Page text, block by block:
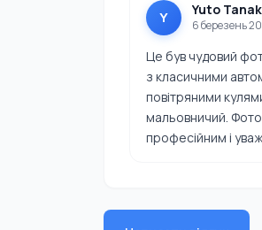
Y Yuto
6 березень
Це був чудовий
з класичними
повітряними
мальовничий.
професійним і